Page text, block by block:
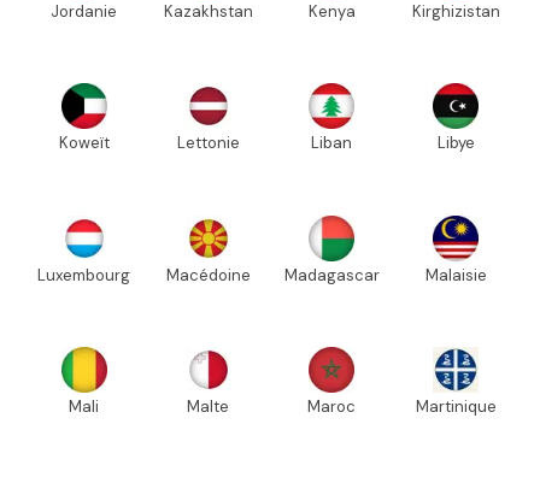
Jordanie Kazakhstan Kenya Kirghizistan
Koweït Lettonie Liban Libye
Luxembourg Macédoine Madagascar Malaisie
Mali Malte Maroc Martinique